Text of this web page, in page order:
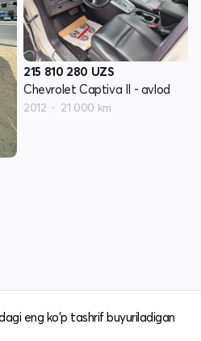
215 810 280 UZS
Chevrolet Captiva II - avlod
2012 21 000 km
eng ko'p tashrif buyuriladigan